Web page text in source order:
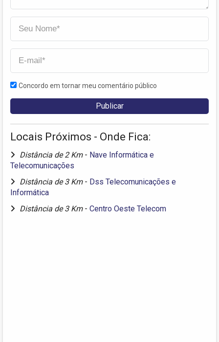
Concordo em tornar meu comentário público
Locais Próximos - Onde Fica:
Distância de 2 Km - Nave Informática e
Telecomunicações
Distância de 3 Km - Dss Telecomunicações e
Informática
Distância de 3 Km - Centro Oeste Telecom